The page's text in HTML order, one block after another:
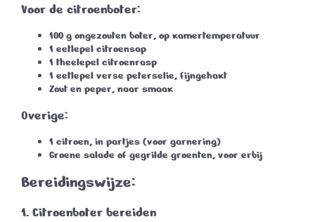
Voor de citroenboter:
100 g ongezouten boter, op kamertemperatuur
1 eetlepel citroensap
1 theelepel citroenrasp
1 eetlepel verse peterselie, fijngehakt
Zout en peper, naar smaak
Overige:
1 citroen, in partjes (voor garnering)
Groene salade of gegrilde groenten, voor erbij
Bereidingswijze:
1. Citroenboter bereiden